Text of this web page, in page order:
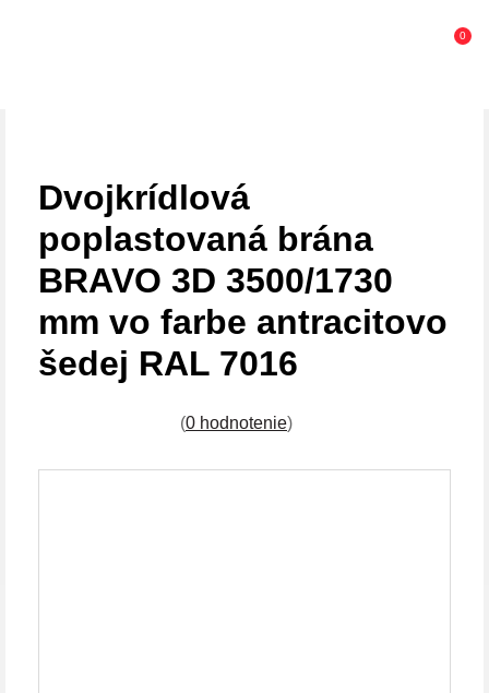
0
Dvojkrídlová
poplastovaná brána
BRAVO 3D 3500/1730
mm vo farbe antracitovo
šedej RAL 7016
(0 hodnotenie)